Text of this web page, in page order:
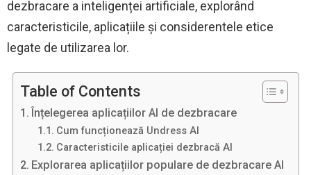
dezbracare a inteligenței artificiale, explorând
caracteristicile, aplicațiile și considerentele etice
legate de utilizarea lor.
Table of Contents
Înțelegerea aplicațiilor AI de dezbracare
Cum funcționează Undress AI
Caracteristicile aplicației dezbracă AI
Explorarea aplicațiilor populare de dezbracare AI